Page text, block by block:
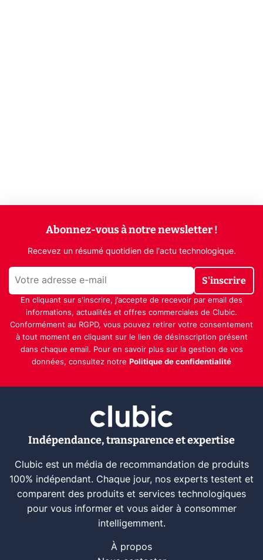
Abonnez-vous à notre newsletter !
Recevez un résumé quotidien de l'actu technologique.
S'inscrire
En cliquant sur s'inscrire, j’accepte de recevoir par email des
informations, actualités et offres commerciales de Clubic.
Conformément au RGPD, vous pouvez retirer votre consentement
à tout moment en cliquant sur le lien de désinscription présent
dans chaque email. Pour en savoir plus sur la gestion de vos
données, consultez notre Politique de confidentialité
Indépendance, transparence et expertise
Clubic est un média de recommandation de produits
100% indépendant. Chaque jour, nos experts testent et
comparent des produits et services technologiques
pour vous informer et vous aider à consommer
intelligemment.
À propos